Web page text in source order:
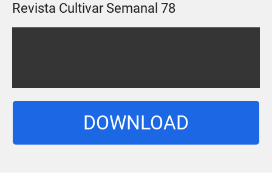
Revista Cultivar Semanal 78
DOWNLOAD